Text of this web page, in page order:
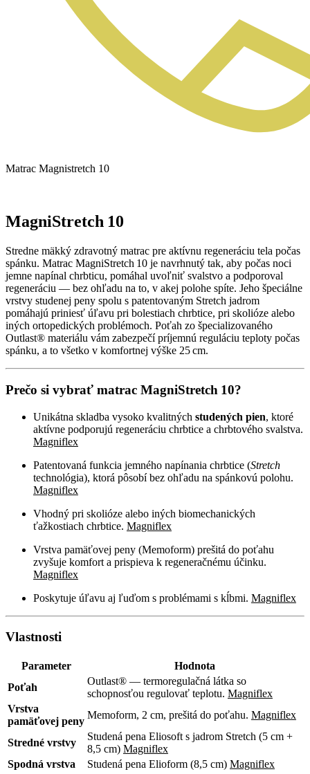
Matrac Magnistretch 10
MagniStretch 10
Stredne mäkký zdravotný matrac pre aktívnu regeneráciu tela počas
spánku. Matrac MagniStretch 10 je navrhnutý tak, aby počas noci
jemne napínal chrbticu, pomáhal uvoľniť svalstvo a podporoval
regeneráciu — bez ohľadu na to, v akej polohe spíte. Jeho špeciálne
vrstvy studenej peny spolu s patentovaným Stretch jadrom
pomáhajú priniesť úľavu pri bolestiach chrbtice, pri skolióze alebo
iných ortopedických problémoch. Poťah zo špecializovaného
Outlast® materiálu vám zabezpečí príjemnú reguláciu teploty počas
spánku, a to všetko v komfortnej výške 25 cm.
Prečo si vybrať matrac MagniStretch 10?
Unikátna skladba vysoko kvalitných studených pien, ktoré
aktívne podporujú regeneráciu chrbtice a chrbtového svalstva.
Magniflex
Patentovaná funkcia jemného napínania chrbtice (Stretch
technológia), ktorá pôsobí bez ohľadu na spánkovú polohu.
Magniflex
Vhodný pri skolióze alebo iných biomechanických
ťažkostiach chrbtice. Magniflex
Vrstva pamäťovej peny (Memoform) prešitá do poťahu
zvyšuje komfort a prispieva k regeneračnému účinku.
Magniflex
Poskytuje úľavu aj ľuďom s problémami s kĺbmi. Magniflex
Vlastnosti
Parameter
Hodnota
Poťah
Outlast® — termoregulačná látka so
schopnosťou regulovať teplotu. Magniflex
Vrstva
pamäťovej peny
Memoform, 2 cm, prešitá do poťahu. Magniflex
Stredné vrstvy
Studená pena Eliosoft s jadrom Stretch (5 cm +
8,5 cm) Magniflex
Spodná vrstva
Studená pena Elioform (8,5 cm) Magniflex